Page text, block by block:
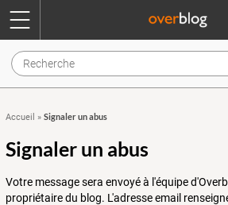
Accueil » Signaler un abus
Signaler un abus
Votre message sera envoyé à l'équipe
propriétaire du blog. L'adresse email